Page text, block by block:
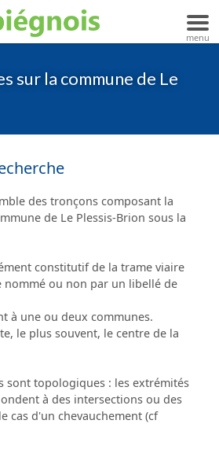
sur la commune de Le
des tronçons composant la
de Le Plessis-Brion sous la
constitutif de la trame viaire
ou non par un libellé de
à une ou deux communes.
le plus souvent, le centre de la
sont topologiques : les extrémités
à des intersections ou des
cas d'un chevauchement (cf